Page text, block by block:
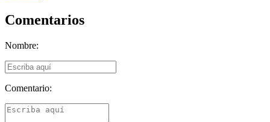
Comentarios
Nombre:
Comentario: